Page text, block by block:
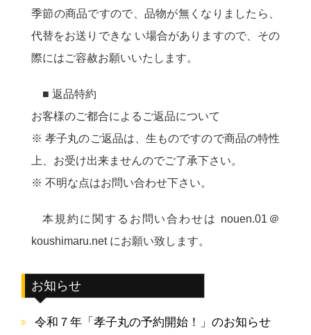
季節の商品ですので、品物が無くなりましたら、
代替をお送りできな い場合がありますので、その
際にはご容赦お願いいたします。
■ 返品特約
お客様のご都合によるご返品について
※ 孝子丸のご返品は、生ものですので商品の特性
上、お受け出来ませんのでご了承下さい。
※ 不明な点はお問い合わせ下さい。
本規約に関するお問い合わせは nouen.01＠
koushimaru.net にお願い致します。
お知らせ
令和７年「孝子丸の予約開始！」のお知らせ